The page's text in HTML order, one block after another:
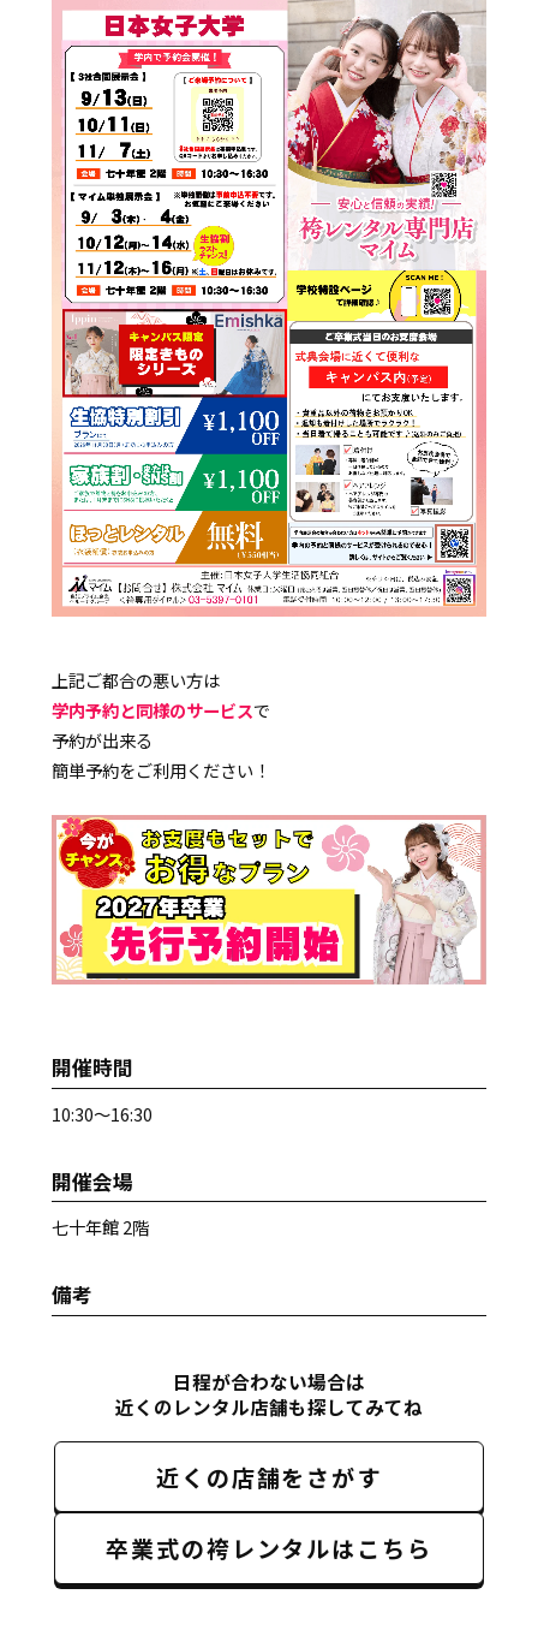
上記ご都合の悪い方は
学内予約と同様のサービスで
予約が出来る
簡単予約をご利用ください！
開催時間
10:30～16:30
開催会場
七十年館 2階
備考
日程が合わない場合は
近くのレンタル店舗も探してみてね
近くの店舗をさがす
卒業式の袴レンタルはこちら